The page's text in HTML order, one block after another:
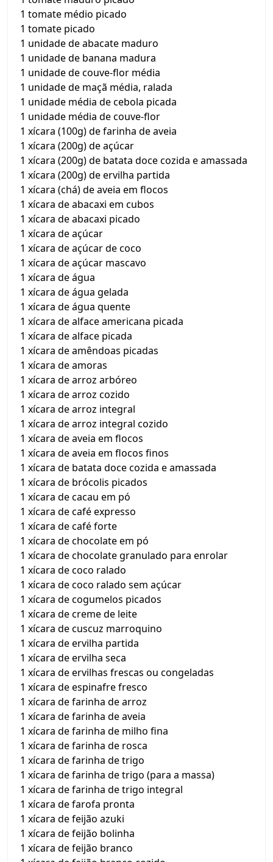
1 tomate médio picado
1 tomate picado
1 unidade de abacate maduro
1 unidade de banana madura
1 unidade de couve-flor média
1 unidade de maçã média, ralada
1 unidade média de cebola picada
1 unidade média de couve-flor
1 xícara (100g) de farinha de aveia
1 xícara (200g) de açúcar
1 xícara (200g) de batata doce cozida e amassada
1 xícara (200g) de ervilha partida
1 xícara (chá) de aveia em flocos
1 xícara de abacaxi em cubos
1 xícara de abacaxi picado
1 xícara de açúcar
1 xícara de açúcar de coco
1 xícara de açúcar mascavo
1 xícara de água
1 xícara de água gelada
1 xícara de água quente
1 xícara de alface americana picada
1 xícara de alface picada
1 xícara de amêndoas picadas
1 xícara de amoras
1 xícara de arroz arbóreo
1 xícara de arroz cozido
1 xícara de arroz integral
1 xícara de arroz integral cozido
1 xícara de aveia em flocos
1 xícara de aveia em flocos finos
1 xícara de batata doce cozida e amassada
1 xícara de brócolis picados
1 xícara de cacau em pó
1 xícara de café expresso
1 xícara de café forte
1 xícara de chocolate em pó
1 xícara de chocolate granulado para enrolar
1 xícara de coco ralado
1 xícara de coco ralado sem açúcar
1 xícara de cogumelos picados
1 xícara de creme de leite
1 xícara de cuscuz marroquino
1 xícara de ervilha partida
1 xícara de ervilha seca
1 xícara de ervilhas frescas ou congeladas
1 xícara de espinafre fresco
1 xícara de farinha de arroz
1 xícara de farinha de aveia
1 xícara de farinha de milho fina
1 xícara de farinha de rosca
1 xícara de farinha de trigo
1 xícara de farinha de trigo (para a massa)
1 xícara de farinha de trigo integral
1 xícara de farofa pronta
1 xícara de feijão azuki
1 xícara de feijão bolinha
1 xícara de feijão branco